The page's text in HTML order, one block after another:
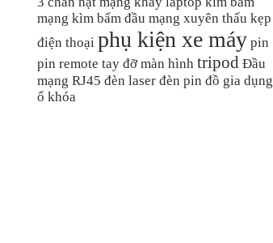
mạng kìm bấm đầu mạng xuyên thấu kẹp
điện thoại phụ kiện xe máy pin
pin remote tay đỡ màn hình tripod Đầu
mạng RJ45 đèn laser đèn pin đồ gia dụng
ổ khóa